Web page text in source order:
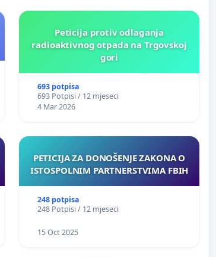
Peticija protiv odlaganja
radioaktivnog otpada na Trgovskoj
gori
693 potpisa
693 Potpisi / 12 mjeseci
4 Mar 2026
PETICIJA ZA DONOŠENJE ZAKONA O
ISTOSPOLNIM PARTNERSTVIMA FBIH
248 potpisa
248 Potpisi / 12 mjeseci
15 Oct 2025